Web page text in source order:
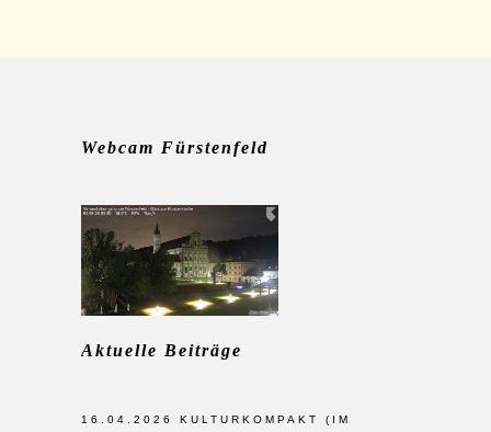
Webcam Fürstenfeld
Aktuelle Beiträge
16.04.2026 KULTURKOMPAKT (IM